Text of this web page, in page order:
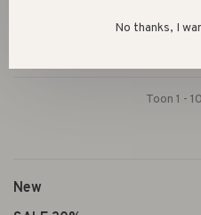
Toon 1 -
New
No thanks, I